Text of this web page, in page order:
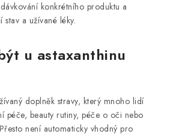
konkrétního produktu a
a užívané léky.
u astaxanthinu
doplněk stravy, který mnoho lidí
péče, beauty rutiny, péče o oči nebo
není automaticky vhodný pro